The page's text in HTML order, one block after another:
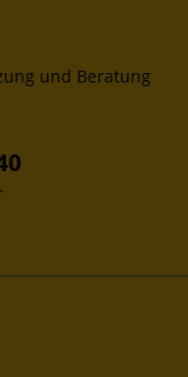
und Beratung